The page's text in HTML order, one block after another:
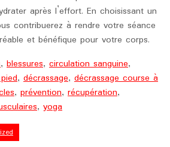
après l’effort. En choisissant un
contribuerez à rendre votre séance
et bénéfique pour votre corps.
, blessures, circulation sanguine,
, décrassage, décrassage course à
, prévention, récupération,
, yoga